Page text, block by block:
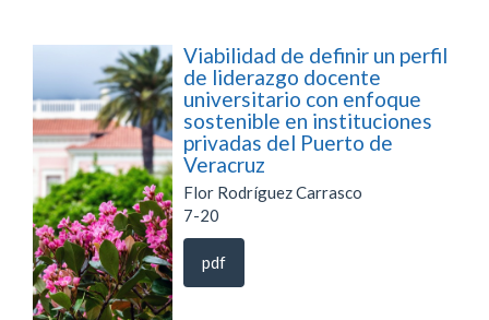
Viabilidad de definir un perfil
de liderazgo docente
universitario con enfoque
sostenible en instituciones
privadas del Puerto de
Veracruz
Flor Rodríguez Carrasco
7-20
pdf